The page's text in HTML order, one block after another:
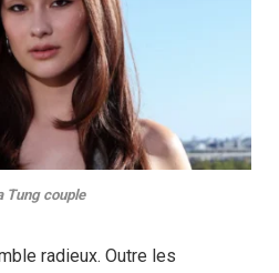
Tung couple
radieux. Outre les